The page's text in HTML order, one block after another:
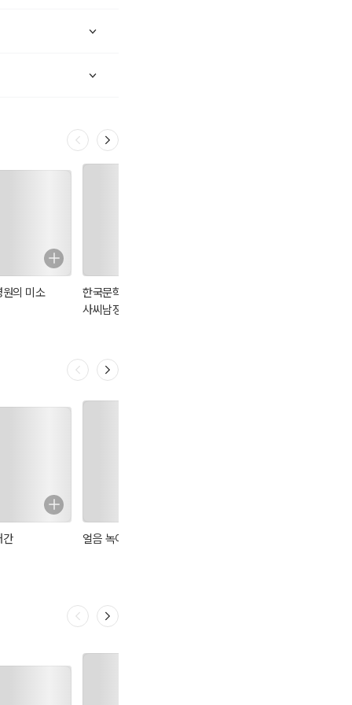
원의 미소
한국문학전집 18 :
사씨남정기
간 얼음 녹이기